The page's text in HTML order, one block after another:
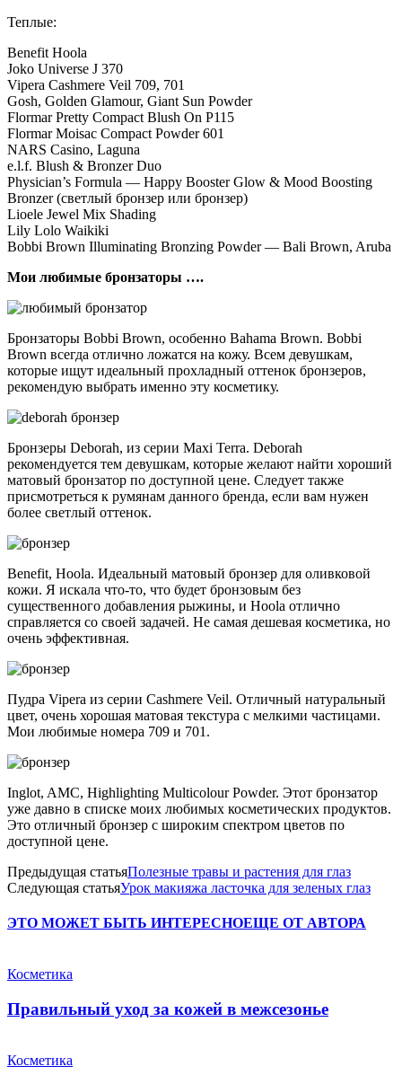
Теплые:
Benefit Hoola
Joko Universe J 370
Vipera Cashmere Veil 709, 701
Gosh, Golden Glamour, Giant Sun Powder
Flormar Pretty Compact Blush On P115
Flormar Moisac Compact Powder 601
NARS Casino, Laguna
e.l.f. Blush & Bronzer Duo
Physician’s Formula — Happy Booster Glow & Mood Boosting
Bronzer (светлый бронзер или бронзер)
Lioele Jewel Mix Shading
Lily Lolo Waikiki
Bobbi Brown Illuminating Bronzing Powder — Bali Brown, Aruba
Мои любимые бронзаторы ….
Бронзаторы Bobbi Brown, особенно Bahama Brown. Bobbi
Brown всегда отлично ложатся на кожу. Всем девушкам,
которые ищут идеальный прохладный оттенок бронзеров,
рекомендую выбрать именно эту косметику.
Бронзеры Deborah, из серии Maxi Terra. Deborah
рекомендуется тем девушкам, которые желают найти хороший
матовый бронзатор по доступной цене. Следует также
присмотреться к румянам данного бренда, если вам нужен
более светлый оттенок.
Benefit, Hoola. Идеальный матовый бронзер для оливковой
кожи. Я искала что-то, что будет бронзовым без
существенного добавления рыжины, и Hoola отлично
справляется со своей задачей. Не самая дешевая косметика, но
очень эффективная.
Пудра Vipera из серии Cashmere Veil. Отличный натуральный
цвет, очень хорошая матовая текстура с мелкими частицами.
Мои любимые номера 709 и 701.
Inglot, AMC, Highlighting Multicolour Powder. Этот бронзатор
уже давно в списке моих любимых косметических продуктов.
Это отличный бронзер с широким спектром цветов по
доступной цене.
Предыдущая статьяПолезные травы и растения для глаз
Следующая статьяУрок макияжа ласточка для зеленых глаз
ЭТО МОЖЕТ БЫТЬ ИНТЕРЕСНОЕЩЕ ОТ АВТОРА
Косметика
Правильный уход за кожей в межсезонье
Косметика